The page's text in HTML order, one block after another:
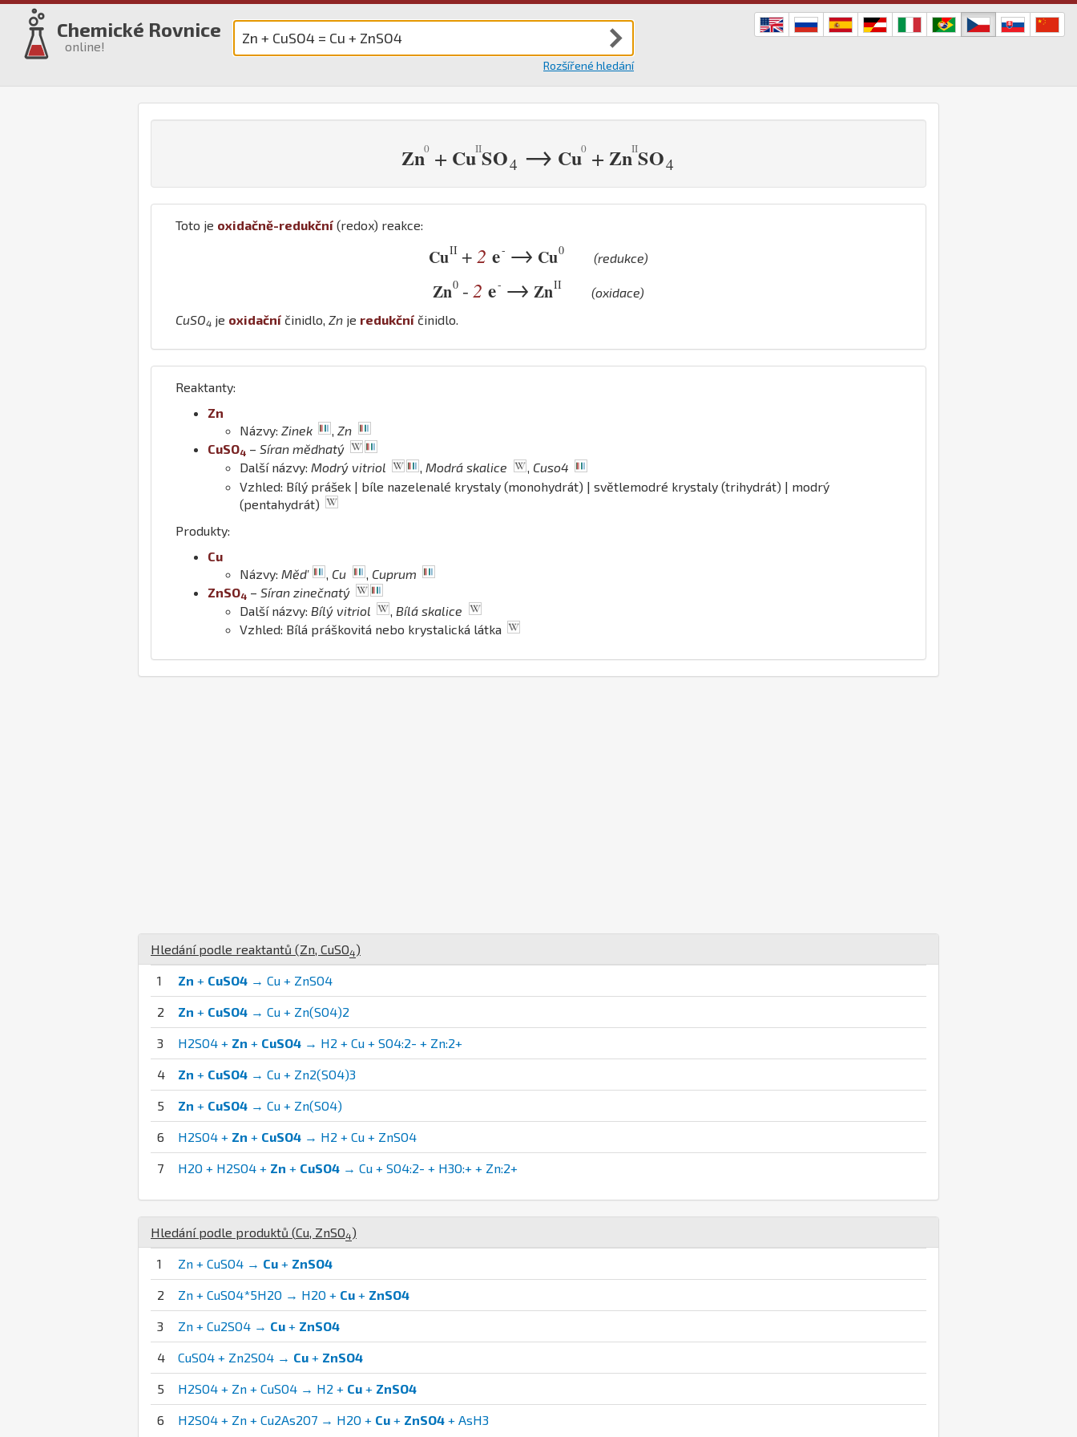
Chemické Rovnice
online!
Rozšířené hledání
Zn + CuSO4 → Cu + ZnSO4
Toto je oxidačně-redukční (redox) reakce:
CuII + 2 e- → Cu0
(redukce)
Zn0 - 2 e- → ZnII
(oxidace)
CuSO4 je oxidační činidlo, Zn je redukční činidlo.
Reaktanty:
Zn
Názvy: Zinek ,Zn
CuSO4 – Síran měďnatý
Další názvy: Modrý vitriol ,Modrá skalice , Cuso4
Vzhled: Bílý prášek | bíle nazelenalé krystaly (monohydrát) | světlemodré krystaly (trihydrát) | modrý
(pentahydrát)
Produkty:
Cu
Názvy: Měď Cu
Cuprum
ZnSO4 – Síran zinečnatý
Další názvy: Bílý vitriol
Bílá skalice
Vzhled: Bílá práškovitá nebo krystalická látka
Hledání podle reaktantů (Zn, CuSO4)
1 Zn + CuSO4 → Cu + ZnSO4
2 Zn + CuSO4 → Cu + Zn(SO4)2
3 H2SO4 + Zn + CuSO4 → H2 + Cu + SO4:2- + Zn:2+
4 Zn + CuSO4 → Cu + Zn2(SO4)3
5 Zn + CuSO4 → Cu + Zn(SO4)
6 H2SO4 + Zn + CuSO4 → H2 + Cu + ZnSO4
7 H2O + H2SO4 + Zn + CuSO4 → Cu + SO4:2- + H3O:+ + Zn:2+
Hledání podle produktů (Cu, ZnSO4)
1 Zn + CuSO4 → Cu + ZnSO4
2 Zn + CuSO4*5H2O → H2O + Cu + ZnSO4
3 Zn + Cu2SO4 → Cu + ZnSO4
4 CuSO4 + Zn2SO4 → Cu + ZnSO4
5 H2SO4 + Zn + CuSO4 → H2 + Cu + ZnSO4
6 H2SO4 + Zn + Cu2As2O7 → H2O + Cu + ZnSO4 + AsH3